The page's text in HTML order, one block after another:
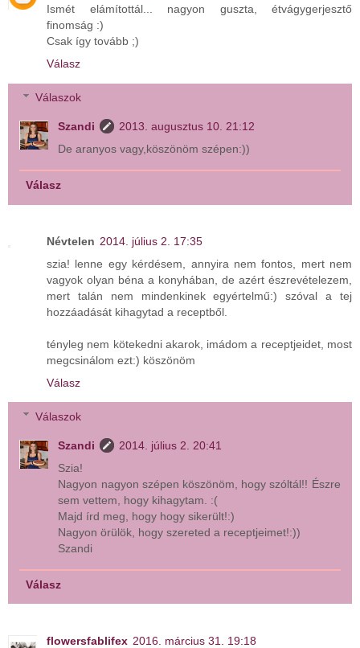
Ismét elámítottál... nagyon guszta, étvágygerjesztő
finomság :)
Csak így tovább ;)
Válasz
Válaszok
Szandi
2013. augusztus 10. 21:12
De aranyos vagy,köszönöm szépen:))
Válasz
Névtelen 2014. július 2. 17:35
szia! lenne egy kérdésem, annyira nem fontos, mert nem
vagyok olyan béna a konyhában, de azért észrevételezem,
mert talán nem mindenkinek egyértelmű:) szóval a tej
hozzáadását kihagytad a receptből.
tényleg nem kötekedni akarok, imádom a receptjeidet, most
megcsinálom ezt:) köszönöm
Válasz
Válaszok
Szandi
2014. július 2. 20:41
Szia!
Nagyon nagyon szépen köszönöm, hogy szóltál!! Észre
sem vettem, hogy kihagytam. :(
Majd írd meg, hogy hogy sikerült!:)
Nagyon örülök, hogy szereted a receptjeimet!:))
Szandi
Válasz
flowersfablifex 2016. március 31. 19:18